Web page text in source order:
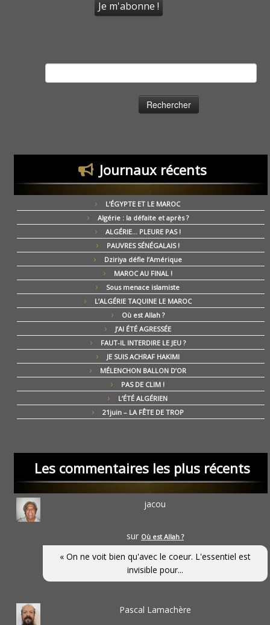
Journaux récents
L’ÉGYPTE ET LE MAROC
Algérie : la défaite et après ?
ALGÉRIE… PLEURE PAS !
PAUVRES SÉNÉGALAIS !
Dziriya défie l’Amérique
MAROC AU FINAL !
Sous menace islamiste
L’ALGÉRIE TAQUINE LE MAROC
Où est Allah ?
J’AI ÉTÉ AGRESSÉE
FAUT-IL INTERDIRE LE JEU ?
JE SUIS ACHRAF HAKIMI
MÉLENCHON BALLON D’OR
PAS DE CLIM !
L’ÉTÉ ALGÉRIEN
21juin – LA FÊTE DE TROP
Les commentaires les plus récents
jacou
sur Où est Allah ?
« On ne voit bien qu'avec le coeur. L'essentiel est
invisible pour...
Pascal Lamachère